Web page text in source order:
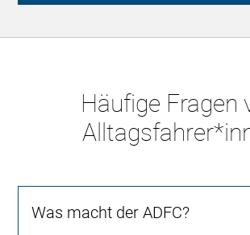
Häufige Fragen
Was macht der ADFC?